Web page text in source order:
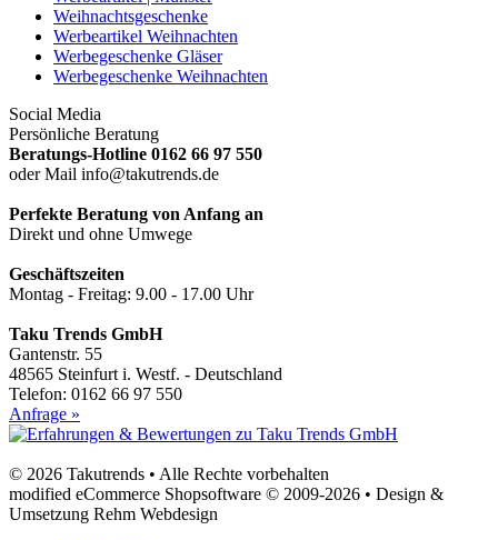
Weihnachtsgeschenke
Werbeartikel Weihnachten
Werbegeschenke Gläser
Werbegeschenke Weihnachten
Social Media
Persönliche Beratung
Beratungs-Hotline 0162 66 97 550
oder Mail info@takutrends.de
Perfekte Beratung von Anfang an
Direkt und ohne Umwege
Geschäftszeiten
Montag - Freitag: 9.00 - 17.00 Uhr
Taku Trends GmbH
Gantenstr. 55
48565 Steinfurt i. Westf. - Deutschland
Telefon: 0162 66 97 550
Anfrage »
© 2026 Takutrends • Alle Rechte vorbehalten
modified eCommerce Shopsoftware © 2009-2026 • Design &
Umsetzung Rehm Webdesign